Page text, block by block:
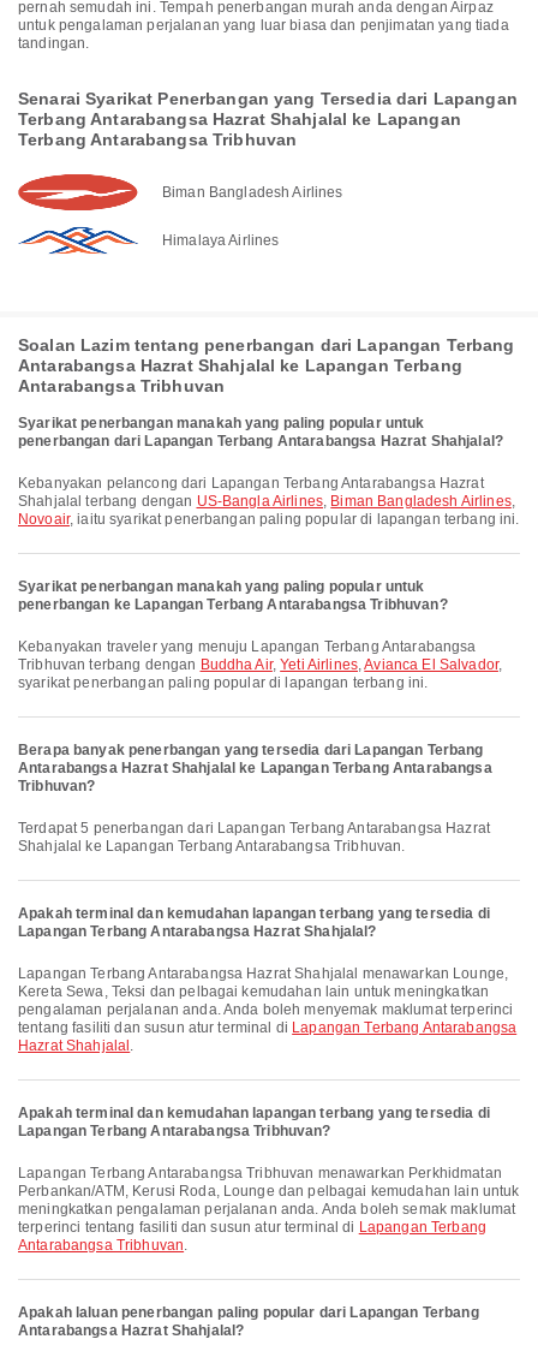
pernah semudah ini. Tempah penerbangan murah anda dengan Airpaz
untuk pengalaman perjalanan yang luar biasa dan penjimatan yang tiada
tandingan.
Senarai Syarikat Penerbangan yang Tersedia dari Lapangan
Terbang Antarabangsa Hazrat Shahjalal ke Lapangan
Terbang Antarabangsa Tribhuvan
Biman Bangladesh Airlines
Himalaya Airlines
Soalan Lazim tentang penerbangan dari Lapangan Terbang
Antarabangsa Hazrat Shahjalal ke Lapangan Terbang
Antarabangsa Tribhuvan
Syarikat penerbangan manakah yang paling popular untuk
penerbangan dari Lapangan Terbang Antarabangsa Hazrat Shahjalal?
Kebanyakan pelancong dari Lapangan Terbang Antarabangsa Hazrat
Shahjalal terbang dengan US-Bangla Airlines, Biman Bangladesh Airlines,
Novoair, iaitu syarikat penerbangan paling popular di lapangan terbang ini.
Syarikat penerbangan manakah yang paling popular untuk
penerbangan ke Lapangan Terbang Antarabangsa Tribhuvan?
Kebanyakan traveler yang menuju Lapangan Terbang Antarabangsa
Tribhuvan terbang dengan Buddha Air,Yeti Airlines,Avianca El Salvador,
syarikat penerbangan paling popular di lapangan terbang ini.
Berapa banyak penerbangan yang tersedia dari Lapangan Terbang
Antarabangsa Hazrat Shahjalal ke Lapangan Terbang Antarabangsa
Tribhuvan?
Terdapat 5 penerbangan dari Lapangan Terbang Antarabangsa Hazrat
Shahjalal ke Lapangan Terbang Antarabangsa Tribhuvan.
Apakah terminal dan kemudahan lapangan terbang yang tersedia di
Lapangan Terbang Antarabangsa Hazrat Shahjalal?
Lapangan Terbang Antarabangsa Hazrat Shahjalal menawarkan Lounge,
Kereta Sewa, Teksi dan pelbagai kemudahan lain untuk meningkatkan
pengalaman perjalanan anda. Anda boleh menyemak maklumat terperinci
tentang fasiliti dan susun atur terminal di Lapangan Terbang Antarabangsa
Hazrat Shahjalal .
Apakah terminal dan kemudahan lapangan terbang yang tersedia di
Lapangan Terbang Antarabangsa Tribhuvan?
Lapangan Terbang Antarabangsa Tribhuvan menawarkan Perkhidmatan
Perbankan/ATM, Kerusi Roda, Lounge dan pelbagai kemudahan lain untuk
meningkatkan pengalaman perjalanan anda. Anda boleh semak maklumat
terperinci tentang fasiliti dan susun atur terminal di Lapangan Terbang
Antarabangsa Tribhuvan.
Apakah laluan penerbangan paling popular dari Lapangan Terbang
Antarabangsa Hazrat Shahjalal?